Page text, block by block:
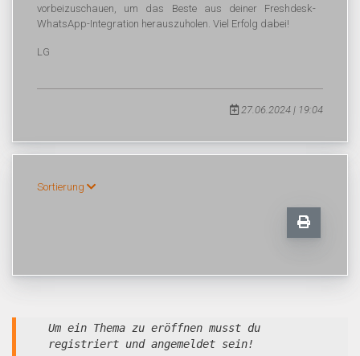
vorbeizuschauen, um das Beste aus deiner Freshdesk-
WhatsApp-Integration herauszuholen. Viel Erfolg dabei!
LG
27.06.2024 | 19:04
Sortierung
Um ein Thema zu eröffnen musst du
registriert und angemeldet sein!